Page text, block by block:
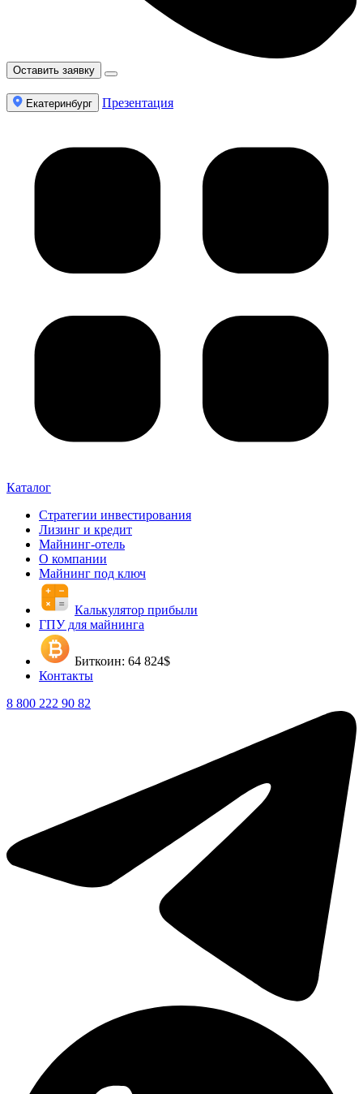
Оставить заявку
Екатеринбург Презентация
Каталог
Стратегии инвестирования
Лизинг и кредит
Майнинг-отель
О компании
Майнинг под ключ
Калькулятор прибыли
ГПУ для майнинга
Биткоин: 64 824$
Контакты
8 800 222 90 82